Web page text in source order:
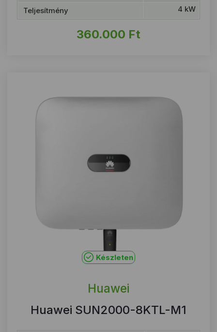
Teljesítmény
4 kW
360.000 Ft
Készleten
Huawei
Huawei SUN2000-8KTL-M1